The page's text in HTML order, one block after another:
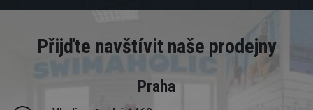
Přijďte navštívit naše prodejny
Praha